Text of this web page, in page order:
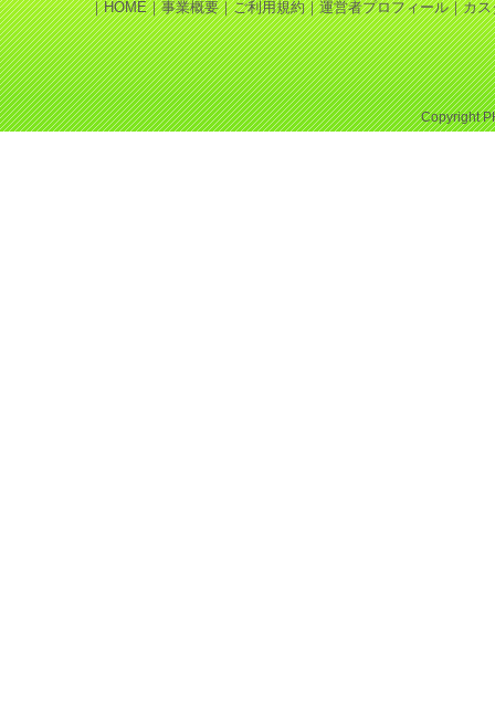
｜HOME｜事業概要｜ご利用規約｜運営者プロフィール｜カス
Copyright